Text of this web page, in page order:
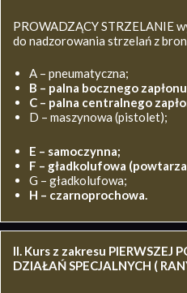
PROWADZĄCY STRZELANIE
do nadzorowania strzelań z
A – pneumatyczna;
B – palna bocznego
C – palna centralnego
D – maszynowa (pistolet);
E – samoczynna;
F – gładkolufowa
G – gładkolufowa;
H – czarnoprochowa.
II. Kurs z zakresu PIERWSZEJ
DZIAŁAŃ SPECJALNYCH (